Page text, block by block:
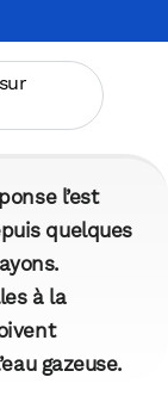
l’est
quelques
à la
gazeuse.